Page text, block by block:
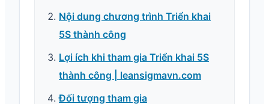
Nội dung chương trình Triển khai
5S thành công
Lợi ích khi tham gia Triển khai 5S
thành công | leansigmavn.com
Đối tượng tham gia